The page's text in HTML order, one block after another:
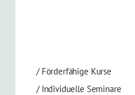
/ Förderfähige Kurse
/ Individuelle Seminare